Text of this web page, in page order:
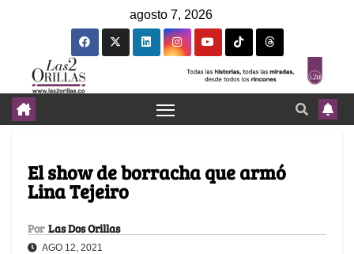
agosto 7, 2026
El show de borracha que armó
Lina Tejeiro
Por Las Dos Orillas
AGO 12, 2021